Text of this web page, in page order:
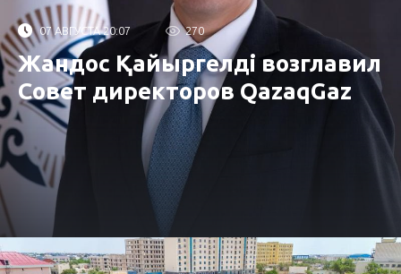
07 АВГУСТА 20:07 270
Жандос Қайыргелді возглавил
Совет директоров QazaqGaz